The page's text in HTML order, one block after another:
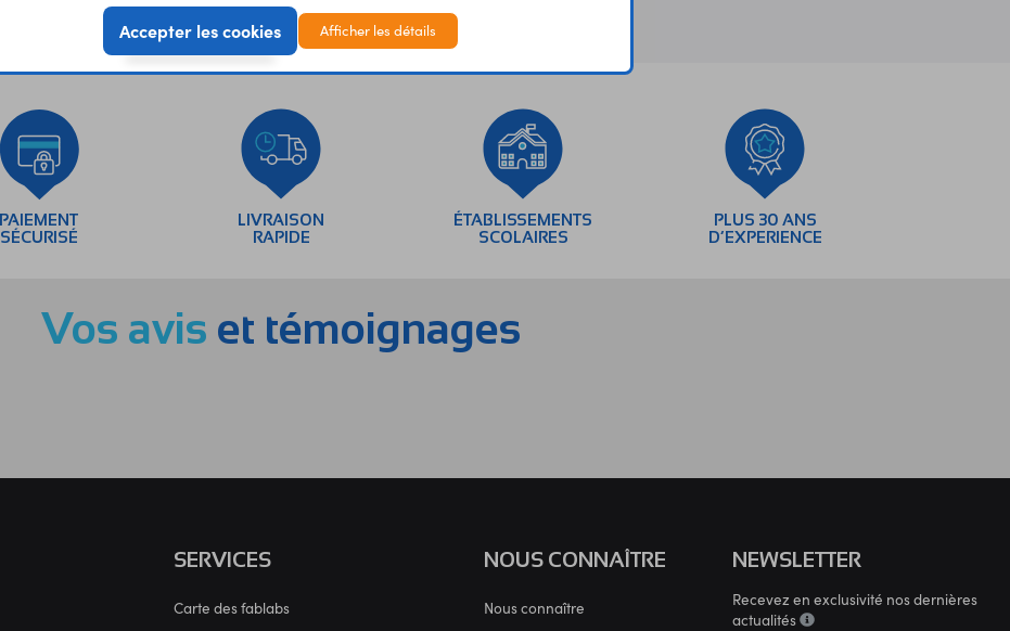
PAIEMENT
SÉCURISÉ
LIVRAISON
RAPIDE
ÉTABLISSEMENTS
SCOLAIRES
PLUS 30 ANS
D’EXPERIENCE
Vos avis et témoignages
SERVICES
Carte des fablabs
NOUS CONNAÎTRE
Nous connaître
NEWSLETTER
Recevez en exclusivité nos dernières
actualités
Accepter les cookies Afficher les détails